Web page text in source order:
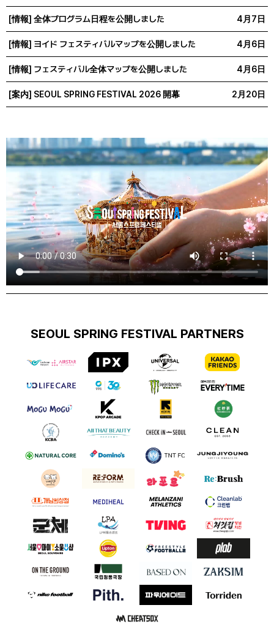
[情報] 全体プログラム日程を公開しました 4月7日
[情報] ヨイド フェスティバルマップを公開しました 4月6日
[情報] フェスティバル全体マップを公開しました 4月6日
[案内] SEOUL SPRING FESTIVAL 2026 開幕 2月20日
SEOUL SPRING FESTIVAL PARTNERS